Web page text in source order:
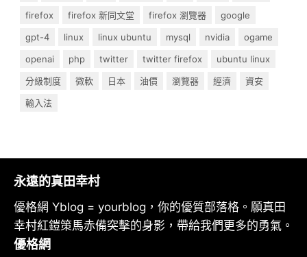
firefox
firefox 新同文堂 firefox 瀏覽器
google
gpt-4
linux linux ubuntu mysql nvidia
ogame
openai
php twitter twitter firefox
ubuntu linux
分級制度
微軟 日本 油價 瀏覽器 經濟
資安
輸入法
永遠的真田幸村
優格網 Yblog = yourblog，你的優質部落格。願真田
幸村紅鎧策馬赤備突擊的身影，帶給我們更多的勇氣。
優格網